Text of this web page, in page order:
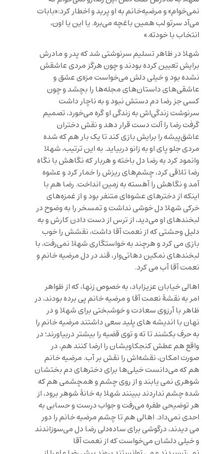
نمی‌خوام» و مرضیه‌خانم به او پرید و اخطار کرد:«بابات
می‌آد سرتو لب همین باغچه می‌بره. یا این یا اون،
انتخاب با خودته.»
شهلا در ظاهر تسلیم سرنوشتی شد که پدر و مادرش
برایش تعیین کرده بودند و چون هرگز مردی عاشقش
نشده بود و خیلی دلش می‌خواست مزه‌ی عشق و
عاشقی‌های داستان‌های مجله‌ها را بچشد و چون
کسی جز رضا دم دستش نبود و به ناچار داشت
سرنوشت زندگی‌اش به زندگی او گره می‌خورد، تصمیم
گرفت رضا را آلت دست قرار دهد و نقش دختران
عاشق‌پیشه را برایش بازی کند تا یک بار هم که شده
مردی جلو پای او به زانو دربیاید. به این ترتیب، شهلا
وانمود کرد به رضا دل باخته و هربار که نگاهش با نگاه
رضا تلاقی کرد، چشم‌های ریزش را خمار کرد و عشوه
آمد و نگاهش را آهسته به زمین انداخت. رضا هم با
اینکه از دخترهای عشوه‌ای متنفر بود و از غمزه‌های
خرکی شهلا دل خوشی نداشت و تمسخر را به وضوح در
لبخندهای او می‌دید، از ترس از دست دادن کارش و به
دلیل وحشتی که از نعمت آقا داشت، نقشش را خوب
بازی می کرد و هرچند به خواستگارى شهلا نمی‌رفت، با
لبخندهای نمکین دهاتی‌وار، قند در دل مرضيه خانم و
نعمت آقا آب می کرد.
اهالی خيابان عزيزاباد، به خصوص زنها، كه از ظواهر
امر به نقشۀ نعمت آقا و مرضيه خانم پی برده بودند، در
ظاهر با آرزوی سعادت و خوشبختی برای شهلا و در
نهان با اندیشه ‌های پلید سعی داشتند مرضیه خانم را
به حرف بکشند تا ته و توی قضیه را بیشتر دربیاورند؛ در
واقع هم عطش کنجکاویشان را ارضا کنند هم، در
صورت امکان، نقشه‌اش را نقش بر آب. مرضیه خانم
هم که می‌دانست خیلی‌ها برای دخترهای دم بختشان
شوهری نمی یابند و از روی چشم و همچشمی هم که
شده چشم نداردند ببینند شهلا به خانۀ شوهر برود، از
هر توضیحی طفره می‌رفت و جواب درست و حسابی به
احدی نمی‌داد. اهالی هم تا چشم مرضیه خانم را دور
می دیدند، درگوشی براى ساده‌دلی رضا دل می‌سوزاندند
و خیلی دلشان می‌خواست که از نعمت آقا